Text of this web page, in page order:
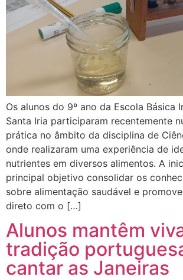
Os alunos do 9º ano da Escola Básica
Santa Iria participaram recentemente
prática no âmbito da disciplina de
onde realizaram uma experiência de
nutrientes em diversos alimentos. A
principal objetivo consolidar os
sobre alimentação saudável e
direto com o […]
Alunos mantêm
tradição
cantar as Janeiras